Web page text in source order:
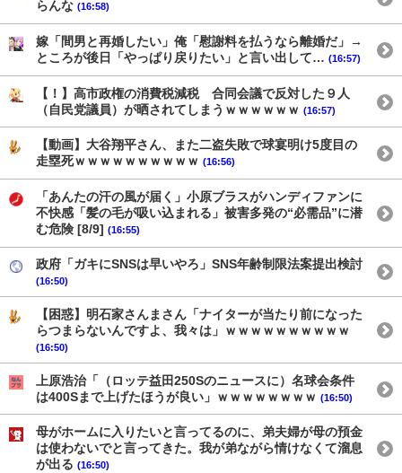
らんな (16:58)
嫁「間男と再婚したい」俺「慰謝料を払うなら離婚だ」→
ところが後日「やっぱり戻りたい」と言い出して… (16:57)
【！】高市政権の消費税減税 合同会議で反対した９人
（自民党議員）が晒されてしまうｗｗｗｗｗｗ (16:57)
【動画】大谷翔平さん、また二盗失敗で球宴明け5度目の
走塁死ｗｗｗｗｗｗｗｗｗｗ (16:56)
「あんたの汗の風が届く」小原ブラスがハンディファンに
不快感「髪の毛が吸い込まれる」被害多発の“必需品”に潜
む危険 [8/9] (16:55)
政府「ガキにSNSは早いやろ」SNS年齢制限法案提出検討
(16:50)
【困惑】明石家さんまさん「ナイターが当たり前になった
らつまらないんですよ、我々は」ｗｗｗｗｗｗｗｗｗｗ
(16:50)
上原浩治「（ロッテ益田250Sのニュースに）名球会条件
は400Sまで上げたほうが良い」ｗｗｗｗｗｗｗｗ (16:50)
母がホームに入りたいと言ってるのに、弟夫婦が母の預金
は使わないでと言ってきた。我が弟ながら情けなくて溜息
が出る (16:50)